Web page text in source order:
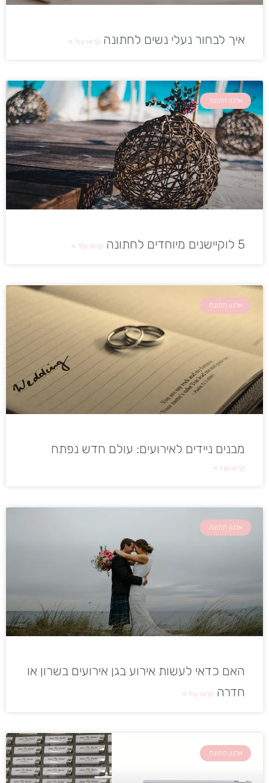
איך לבחור נעלי נשים לחתונה קראו עוד »
ארגון חתונה
5 לוקיישנים מיוחדים לחתונה קראו עוד »
ארגון חתונה
מבנים ניידים לאירועים: עולם חדש נפתח
קראו עוד »
ארגון חתונה
האם כדאי לעשות אירוע בגן אירועים בשרון או
חדרה קראו עוד »
ארגון חתונה